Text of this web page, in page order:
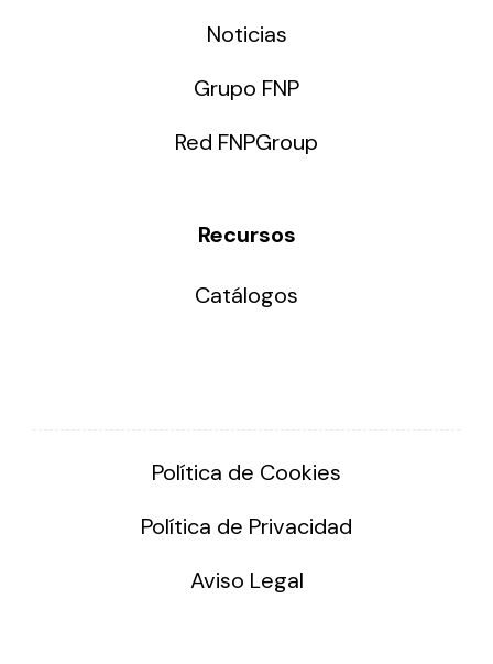
Noticias
Grupo FNP
Red FNPGroup
Recursos
Catálogos
Política de Cookies
Política de Privacidad
Aviso Legal